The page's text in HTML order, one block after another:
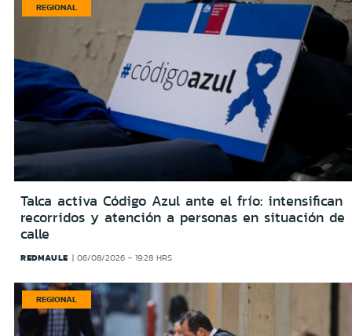
REGIONAL
Talca activa Código Azul ante el frío: intensifican
recorridos y atención a personas en situación de
calle
REDMAULE 06/08/2026 - 19:28 HRS
REGIONAL